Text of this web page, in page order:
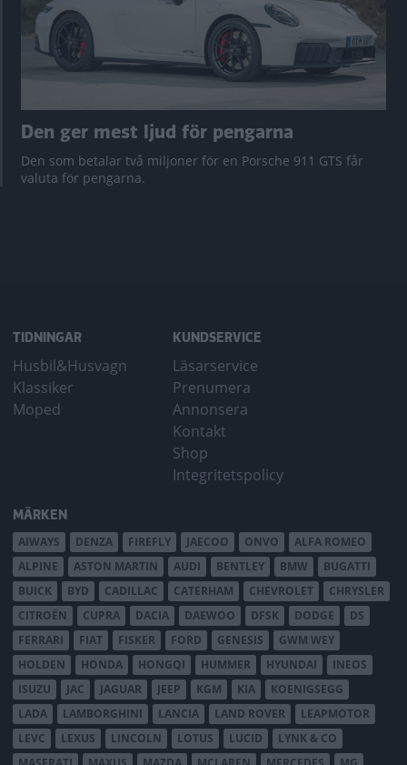
Den ger mest ljud för pengarna
Den som betalar två miljoner för en Porsche 911 GTS får
valuta för pengarna.
TIDNINGAR
Husbil&Husvagn
Klassiker
Moped
KUNDSERVICE
Läsarservice
Prenumera
Annonsera
Kontakt
Shop
Integritetspolicy
MÄRKEN
AIWAYS DENZA FIREFLY JAECOO ONVO
ALFA ROMEO
ALPINE
ASTON MARTIN AUDI BENTLEY BMW
BUGATTI
BUICK
BYD CADILLAC CATERHAM CHEVROLET
CHRYSLER
CITROËN
CUPRA DACIA DAEWOO DFSK DODGE
DS
FERRARI
FIAT FISKER FORD GENESIS
GWM WEY
HOLDEN
HONDA HONGQI HUMMER HYUNDAI
INEOS
ISUZU
JAC JAGUAR JEEP KGM KIA
KOENIGSEGG
LADA
LAMBORGHINI LANCIA LAND ROVER
LEAPMOTOR
LEVC
LEXUS LINCOLN LOTUS LUCID
LYNK & CO